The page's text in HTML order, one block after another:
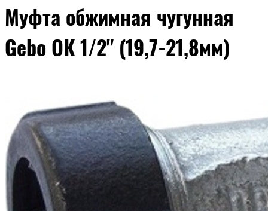
Муфта обжимная чугунная
Gebo ОК 1/2" (19,7-21,8мм)